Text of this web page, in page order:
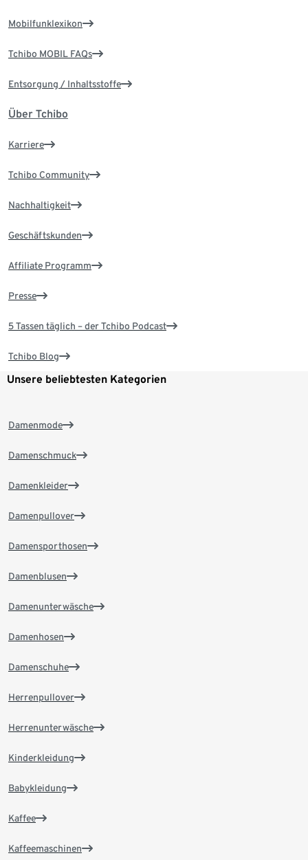
Mobilfunklexikon
Tchibo MOBIL FAQs
Entsorgung / Inhaltsstoffe
Über Tchibo
Karriere
Tchibo Community
Nachhaltigkeit
Geschäftskunden
Affiliate Programm
Presse
5 Tassen täglich – der Tchibo Podcast
Tchibo Blog
Unsere beliebtesten Kategorien
Damenmode
Damenschmuck
Damenkleider
Damenpullover
Damensporthosen
Damenblusen
Damenunterwäsche
Damenhosen
Damenschuhe
Herrenpullover
Herrenunterwäsche
Kinderkleidung
Babykleidung
Kaffee
Kaffeemaschinen